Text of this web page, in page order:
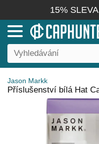
15%
Jason Markk
Příslušenství bílá Hat